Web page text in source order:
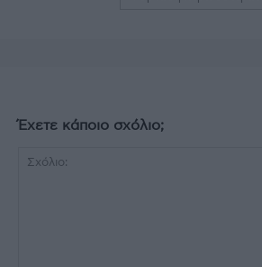
Έχετε κάποιο σχόλιο;